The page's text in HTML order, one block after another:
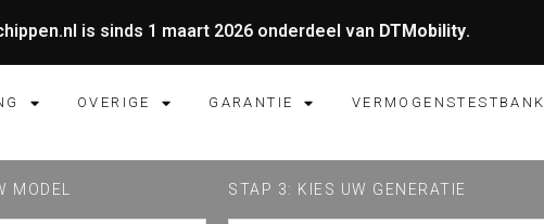
is sinds 1 maart 2026 onderdeel van DTMobility.
OVERIGE GARANTIE VERMOGENSTESTBANK
MODEL STAP 3: KIES UW GENERATIE